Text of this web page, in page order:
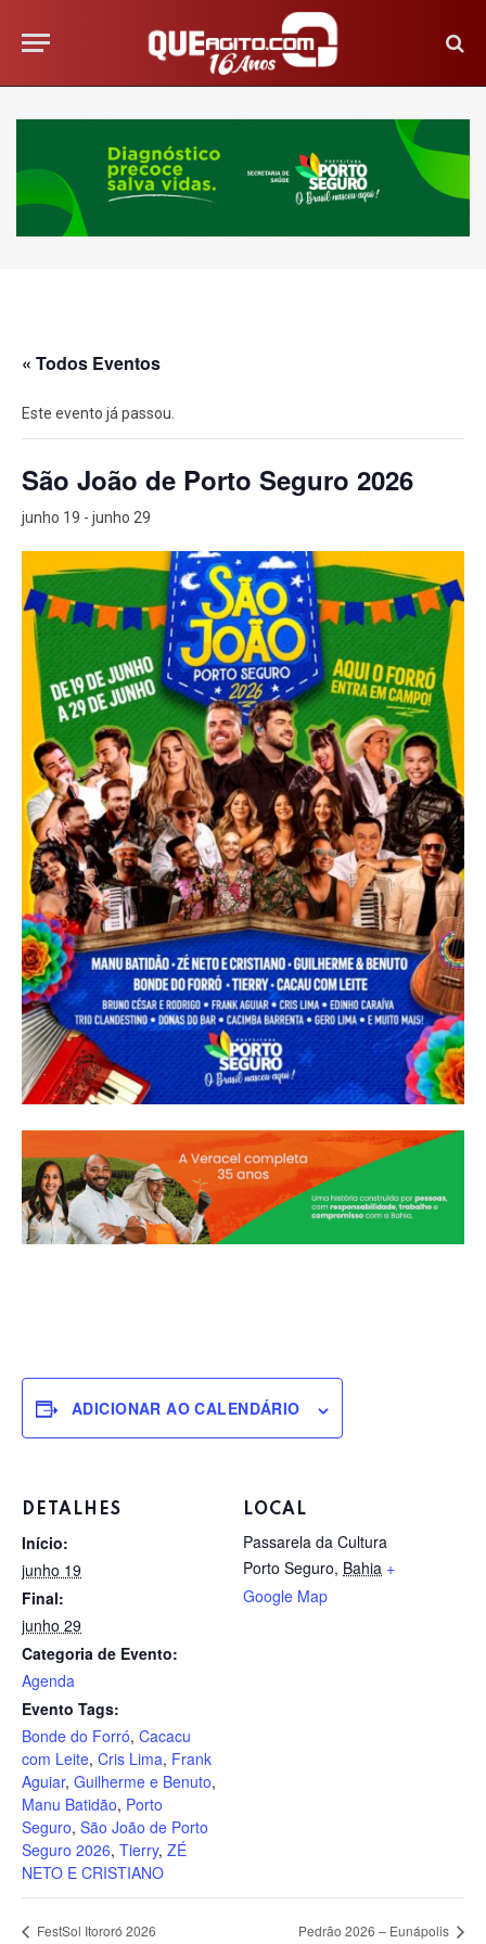
« Todos Eventos
Este evento já passou.
São João de Porto Seguro 2026
junho 19 - junho 29
ADICIONAR AO CALENDÁRIO
DETALHES
Início:
junho 19
Final:
junho 29
Categoria de Evento:
Agenda
Evento Tags:
Bonde do Forró, Cacacu
com Leite, Cris Lima, Frank
Aguiar, Guilherme e Benuto,
Manu Batidão, Porto
Seguro, São João de Porto
Seguro 2026, Tierry, ZÉ
NETO E CRISTIANO
LOCAL
Passarela da Cultura
Porto Seguro, Bahia +
Google Map
FestSol Itororó 2026 Pedrão 2026 – Eunápolis